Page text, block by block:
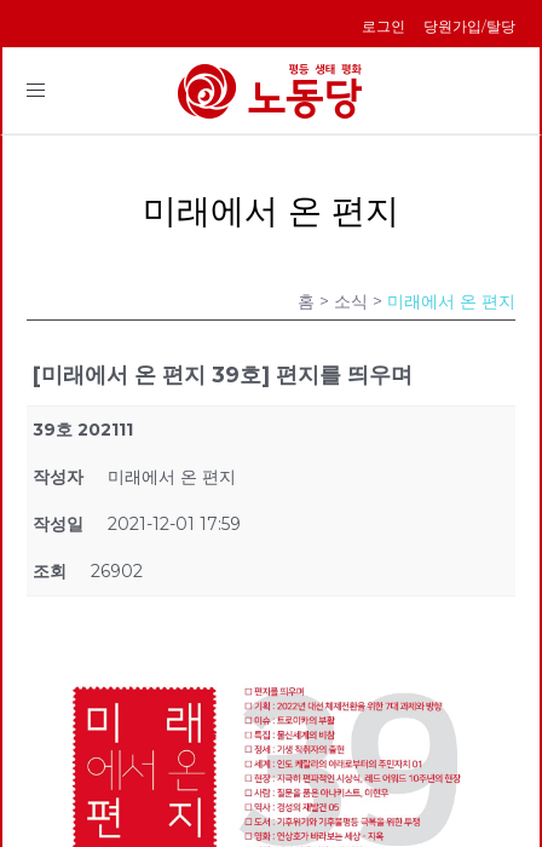
로그인 당원가입/탈당
Toggle
미래에서 온 편지
홈 > 소식 > 미래에서 온 편지
[미래에서 온 편지 39호] 편지를 띄우며
39호 202111
작성자 미래에서 온 편지
작성일 2021-12-01 17:59
조회 26902